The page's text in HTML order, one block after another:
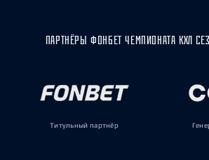
ПАРТНЁРЫ ФОНБЕТ ЧЕМПИОНАТА КХЛ
Титульный партнёр